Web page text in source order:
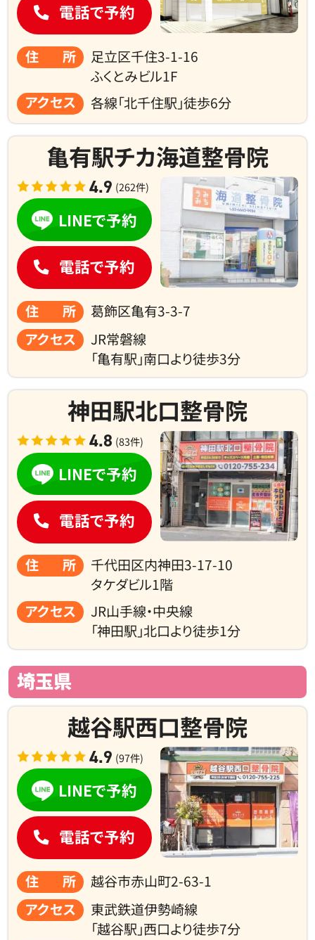
住所
足立区千住3-1-16
ふくとみビル1F
アクセス
各線「北千住駅」徒歩6分
電話で予約
亀有駅チカ海道整骨院
4.9 (262件)
住所
葛飾区亀有3-3-7
アクセス
JR常磐線
「亀有駅」南口より徒歩3分
LINEで予約
電話で予約
神田駅北口整骨院
4.8 (83件)
住所
千代田区内神田3-17-10
タケダビル1階
アクセス
JR山手線・中央線
「神田駅」北口より徒歩1分
LINEで予約
電話で予約
埼玉県
越谷駅西口整骨院
4.9 (97件)
住所
越谷市赤山町2-63-1
アクセス
東武鉄道伊勢崎線
「越谷駅」西口より徒歩7分
LINEで予約
電話で予約